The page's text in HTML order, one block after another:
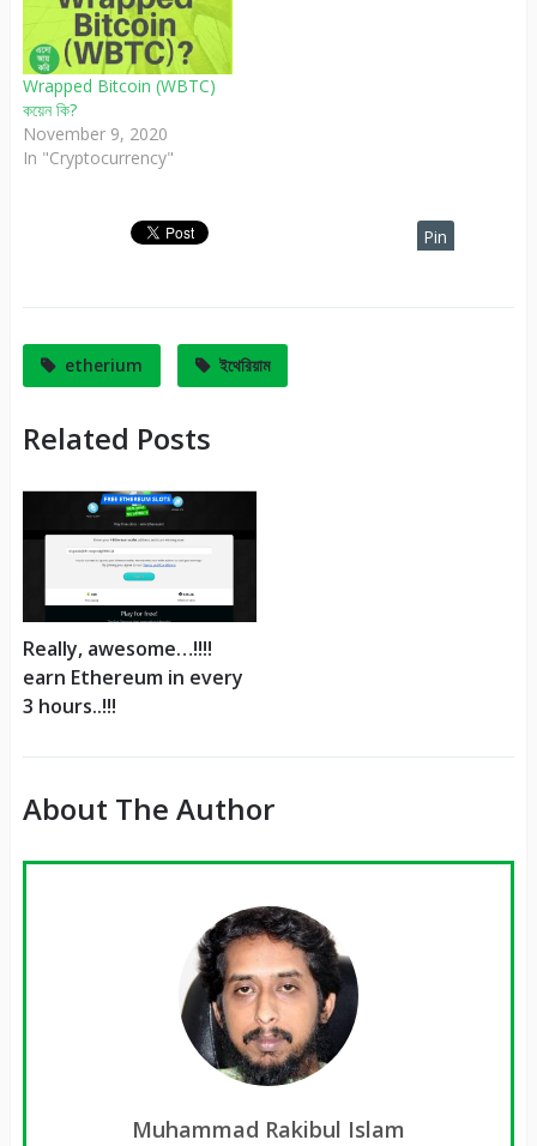
Wrapped Bitcoin (WBTC)
কয়েন কি?
November 9, 2020
In "Cryptocurrency"
Pin
etherium ইথেরিয়াম
Related Posts
Really, awesome…!!!!
earn Ethereum in every
3 hours..!!!
About The Author
Muhammad Rakibul Islam